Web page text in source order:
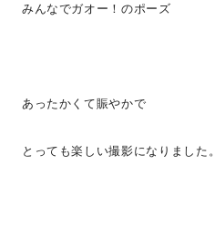
みんなでガオー！のポーズ
あったかくて賑やかで
とっても楽しい撮影になりました。